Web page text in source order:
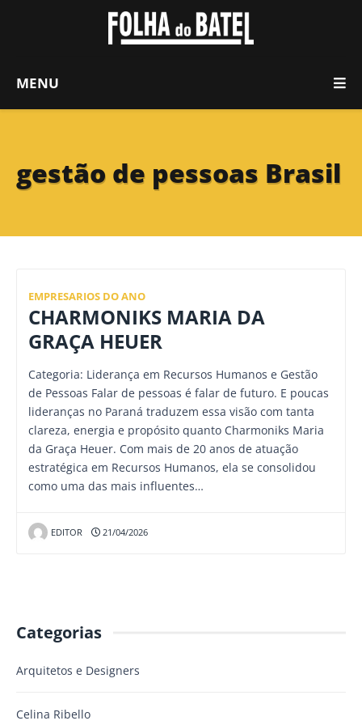
MENU
gestão de pessoas Brasil
EMPRESARIOS DO ANO
CHARMONIKS MARIA DA
GRAÇA HEUER
Categoria: Liderança em Recursos Humanos e Gestão
de Pessoas Falar de pessoas é falar de futuro. E poucas
lideranças no Paraná traduzem essa visão com tanta
clareza, energia e propósito quanto Charmoniks Maria
da Graça Heuer. Com mais de 20 anos de atuação
estratégica em Recursos Humanos, ela se consolidou
como uma das mais influentes…
EDITOR 21/04/2026
Categorias
Arquitetos e Designers
Celina Ribello